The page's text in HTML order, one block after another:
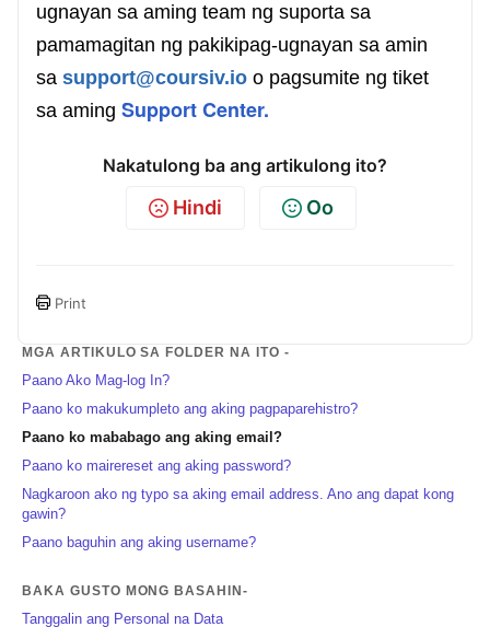
ugnayan sa aming team ng suporta sa
pamamagitan ng pakikipag-ugnayan sa amin
sa support@coursiv.io o pagsumite ng tiket
sa aming Support Center.
Nakatulong ba ang artikulong ito?
Hindi Oo
Print
MGA ARTIKULO SA FOLDER NA ITO -
Paano Ako Mag-log In?
Paano ko makukumpleto ang aking pagpaparehistro?
Paano ko mababago ang aking email?
Paano ko mairereset ang aking password?
Nagkaroon ako ng typo sa aking email address. Ano ang dapat kong
gawin?
Paano baguhin ang aking username?
BAKA GUSTO MONG BASAHIN-
Tanggalin ang Personal na Data